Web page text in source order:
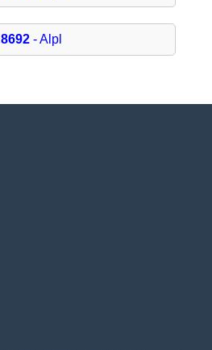
8692- Alpl